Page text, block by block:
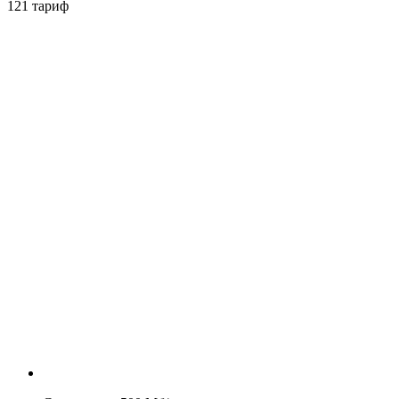
121 тариф